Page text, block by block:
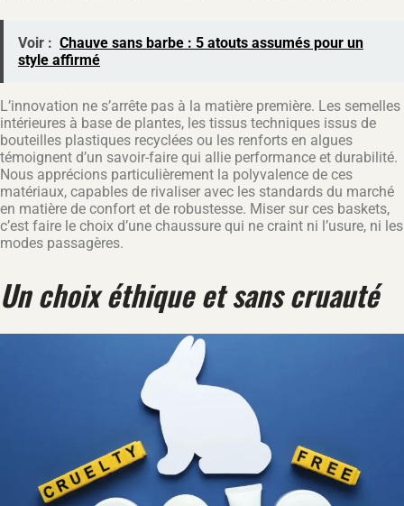
Voir : Chauve sans barbe : 5 atouts assumés pour un
style affirmé
L’innovation ne s’arrête pas à la matière première. Les semelles
intérieures à base de plantes, les tissus techniques issus de
bouteilles plastiques recyclées ou les renforts en algues
témoignent d’un savoir-faire qui allie performance et durabilité.
Nous apprécions particulièrement la polyvalence de ces
matériaux, capables de rivaliser avec les standards du marché
en matière de confort et de robustesse. Miser sur ces baskets,
c’est faire le choix d’une chaussure qui ne craint ni l’usure, ni les
modes passagères.
Un choix éthique et sans cruauté